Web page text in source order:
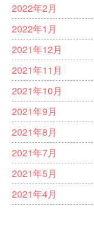
2022年2月
2022年1月
2021年12月
2021年11月
2021年10月
2021年9月
2021年8月
2021年7月
2021年5月
2021年4月